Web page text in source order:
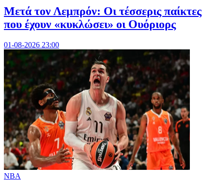
Μετά τον Λεμπρόν: Οι τέσσερις παίκτες
που έχουν «κυκλώσει» οι Ουόριορς
01-08-2026 23:00
NBA